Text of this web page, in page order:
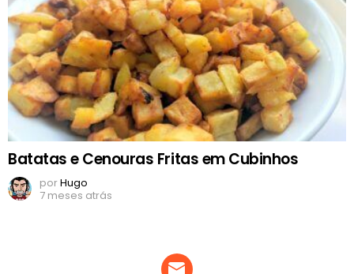
Batatas e Cenouras Fritas em Cubinhos
porHugo
7 meses atrás